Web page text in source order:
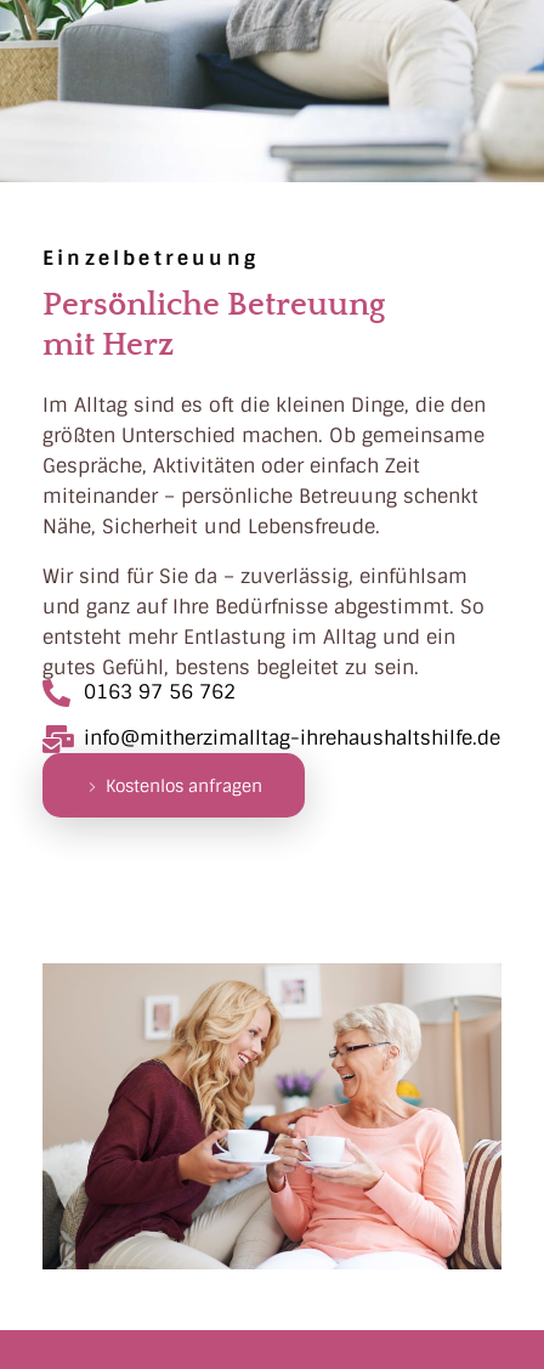
Einzelbetreuung
Persönliche Betreuung
mit Herz
Im Alltag sind es oft die kleinen Dinge, die den
größten Unterschied machen. Ob gemeinsame
Gespräche, Aktivitäten oder einfach Zeit
miteinander – persönliche Betreuung schenkt
Nähe, Sicherheit und Lebensfreude.
Wir sind für Sie da – zuverlässig, einfühlsam
und ganz auf Ihre Bedürfnisse abgestimmt. So
entsteht mehr Entlastung im Alltag und ein
gutes Gefühl, bestens begleitet zu sein.
0163 97 56 762
info@mitherzimalltag-ihrehaushaltshilfe.de
Kostenlos anfragen